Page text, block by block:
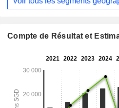
Compte de Résultat et